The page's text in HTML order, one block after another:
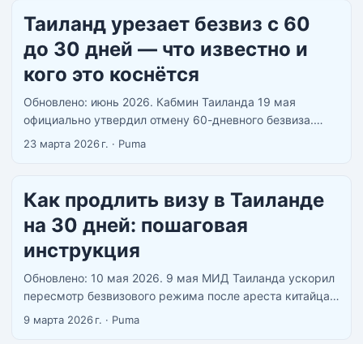
подробнее. Вот что известно к 27 апреля. ...
Таиланд урезает безвиз с 60
до 30 дней — что известно и
кого это коснётся
Обновлено: июнь 2026. Кабмин Таиланда 19 мая
официально утвердил отмену 60-дневного безвиза.
Новые правила вступят в силу через 15 дней после
юридически действует. Россия сохраняет 30-дневный
безвиз по двустороннему соглашению. ...
23 марта 2026 г. · Puma
Как продлить визу в Таиланде
на 30 дней: пошаговая
инструкция
Обновлено: 10 мая 2026. 9 мая МИД Таиланда ускорил
пересмотр безвизового режима после ареста китайца с
военным арсеналом в Паттайе. Вариант 60→30 дней
9 марта 2026 г. · Puma